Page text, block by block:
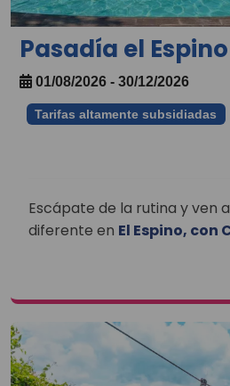
Pasadía el Espino
01/08/2026 - 30/12/2026
Tarifas altamente subsidiadas
Escápate de la rutina y ven
diferente en El Espino, con